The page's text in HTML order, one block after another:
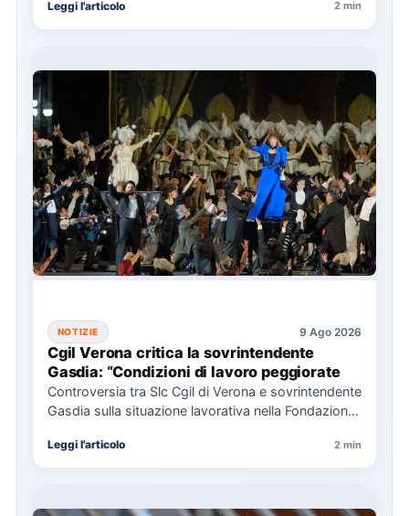
Leggi l'articolo 2 min
NOTIZIE 9 Ago 2026
Cgil Verona critica la sovrintendente
Gasdia: “Condizioni di lavoro peggiorate
Controversia tra Slc Cgil di Verona e sovrintendente
Gasdia sulla situazione lavorativa nella Fondazione
Leggi l'articolo 2 min